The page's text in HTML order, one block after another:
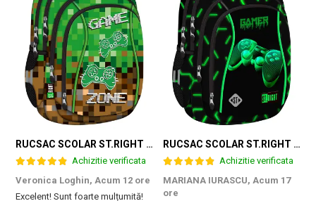
RUCSAC SCOLAR ST.RIGHT 4 COMPARTIMENTE BP-04 GAME ZONE 698187
Achizitie verificata
Veronica Loghin, Acum 12 ore
Excelent! Sunt foarte mulțumită!
RUCSAC SCOLAR ST.RIGHT 4 COMPARTIMENTE BP-04 GREEN LEVEL 301339
Achizitie verificata
MARIANA IURASCU, Acum 17
ore